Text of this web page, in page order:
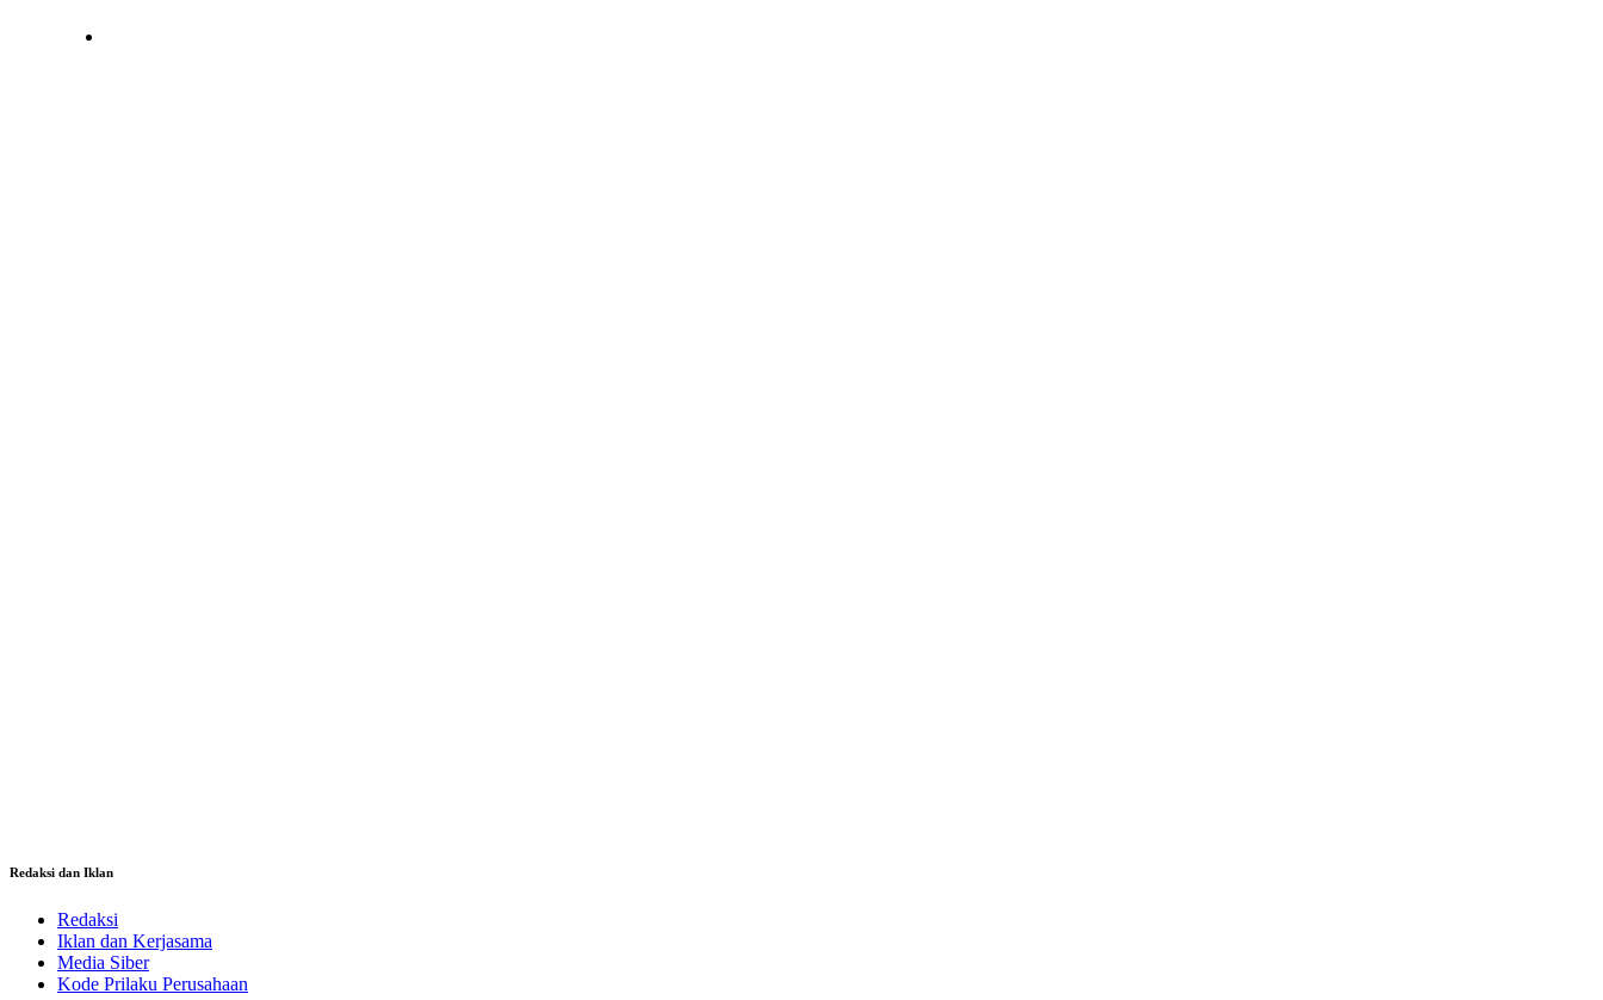
Redaksi dan Iklan
Redaksi
Iklan dan Kerjasama
Media Siber
Kode Prilaku Perusahaan